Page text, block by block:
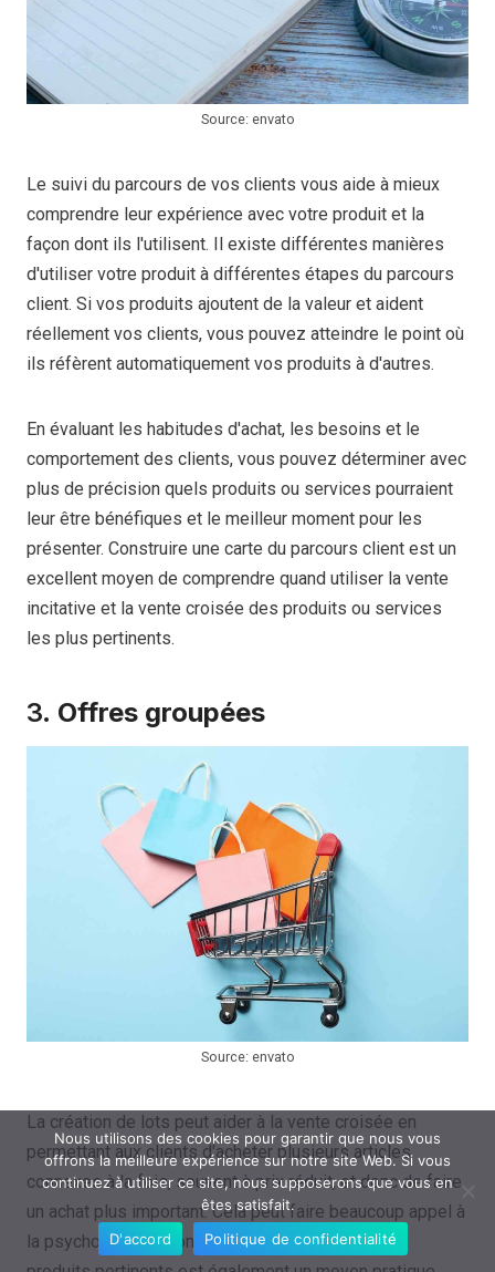
Source: envato
Le suivi du parcours de vos clients vous aide à mieux
comprendre leur expérience avec votre produit et la
façon dont ils l'utilisent. Il existe différentes manières
d'utiliser votre produit à différentes étapes du parcours
client. Si vos produits ajoutent de la valeur et aident
réellement vos clients, vous pouvez atteindre le point où
ils réfèrent automatiquement vos produits à d'autres.
En évaluant les habitudes d'achat, les besoins et le
comportement des clients, vous pouvez déterminer avec
plus de précision quels produits ou services pourraient
leur être bénéfiques et le meilleur moment pour les
présenter. Construire une carte du parcours client est un
excellent moyen de comprendre quand utiliser la vente
incitative et la vente croisée des produits ou services
les plus pertinents.
3. Offres groupées
Source: envato
La création de lots peut aider à la vente croisée en
permettant aux clients d'acheter plusieurs articles
connexes à la fois, souvent à prix réduit, et donc de faire
un achat plus important. Cela peut faire beaucoup appel à
la psychologie du consommateur. Regrouper des
Nous utilisons des cookies pour garantir que nous vous
offrons la meilleure expérience sur notre site Web. Si vous
continuez à utiliser ce site, nous supposerons que vous en
êtes satisfait.
D'accord
Politique de confidentialité